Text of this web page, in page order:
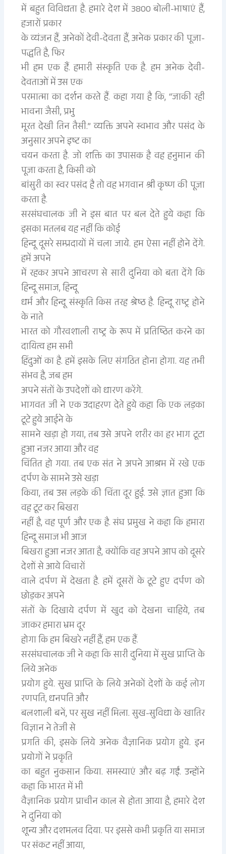
में बहुत विविधता है. हमारे देश में 3800 बोली-भाषाएं हैं,
हजारों प्रकार
के व्यंजन हैं, अनेकों देवी-देवता हैं, अनेक प्रकार की पूजा-
पद्धति है, फिर
भी हम एक हैं. हमारी संस्कृति एक है. हम अनेक देवी-
देवताओं में उस एक
परमात्मा का दर्शन करते हैं. कहा गया है कि, “जाकी रही
भावना जैसी, प्रभु
मूरत देखी तिन तैसी.” व्यक्ति अपने स्वभाव और पसंद के
अनुसार अपने इष्ट का
चयन करता है. जो शक्ति का उपासक है वह हनुमान की
पूजा करता है, किसी को
बांसुरी का स्वर पसंद है तो वह भगवान श्री कृष्ण की पूजा
करता है.
सरसंघचालक जी ने इस बात पर बल देते हुये कहा कि
इसका मतलब यह नहीं कि कोई
हिन्दू दूसरे सम्प्रदायों में चला जाये. हम ऐसा नहीं होने देंगे.
हमें अपने
में रहकर अपने आचरण से सारी दुनिया को बता देंगे कि
हिन्दू समाज, हिन्दू
धर्म और हिन्दू संस्कृति किस तरह श्रेष्ठ है. हिन्दू राष्ट्र होने
के नाते
भारत को गौरवशाली राष्ट्र के रूप में प्रतिष्ठित करने का
दायित्व हम सभी
हिंदुओं का है. हमें इसके लिए संगठित होना होगा. यह तभी
संभव है, जब हम
अपने संतों के उपदेशों को धारण करेंगे.
भागवत जी ने एक उदाहरण देते हुये कहा कि एक लड़का
टूटे हुये आईने के
सामने खड़ा हो गया, तब उसे अपने शरीर का हर भाग टूटा
हुआ नजर आया और वह
चिंतित हो गया. तब एक संत ने अपने आश्रम में रखे एक
दर्पण के सामने उसे खड़ा
किया, तब उस लड़के की चिंता दूर हुई. उसे ज्ञात हुआ कि
वह टूट कर बिखरा
नहीं है, वह पूर्ण और एक है. संघ प्रमुख ने कहा कि हमारा
हिन्दू समाज भी आज
बिखरा हुआ नजर आता है, क्योंकि वह अपने आप को दूसरे
देशों से आये विचारों
वाले दर्पण में देखता है. हमें दूसरों के टूटे हुए दर्पण को
छोड़कर अपने
संतों के दिखाये दर्पण में खुद को देखना चाहिये, तब
जाकर हमारा भ्रम दूर
होगा कि हम बिखरे नहीं हैं, हम एक हैं.
सरसंघचालक जी ने कहा कि सारी दुनिया में सुख प्राप्ति के
लिये अनेक
प्रयोग हुये. सुख प्राप्ति के लिये अनेकों देशों के कई लोग
रणपति, धनपति और
बलशाली बनें, पर सुख नहीं मिला. सुख-सुविधा के खातिर
विज्ञान ने तेजी से
प्रगति की, इसके लिये अनेक वैज्ञानिक प्रयोग हुये. इन
प्रयोगों ने प्रकृति
का बहुत नुकसान किया. समस्याएं और बढ़ गईं. उन्होंने
कहा कि भारत में भी
वैज्ञानिक प्रयोग प्राचीन काल से होता आया है, हमारे देश
ने दुनिया को
शून्य और दशमलव दिया. पर इससे कभी प्रकृति या समाज
पर संकट नहीं आया,